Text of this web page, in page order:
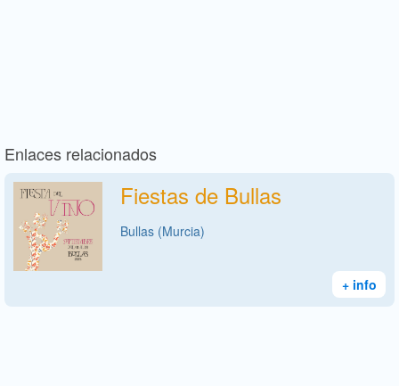
Enlaces relacionados
Fiestas de Bullas
Bullas (Murcia)
+ info